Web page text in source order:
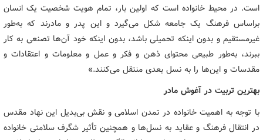
است. در محیط خانواده است که اولین بار، تمام هویت شخصیت یک انسان
براساس فرهنگ یک جامعه شکل می‌گیرد و این پدر و مادرند که به‌طور
غیرمستقیم و بدون اینکه تحمیلی باشد، بدون اینکه خود آن‌ها تصنعی به کار
ببرند، به‌طور طبیعی محتوای ذهن و فکر و عمل و معلومات و اعتقادات و
مقدسات و این‌ها را به نسل بعدی منتقل می‌کنند.»
بهترین تربیت در آغوش مادر
با توجه به اهمیت خانواده در تمدن اسلامی و نقش بی‌بدیل این نهاد مقدس
در انتقال فرهنگ و عقاید به نسل‌ها و همچنین تأثیر شگرف سلامتی خانواده